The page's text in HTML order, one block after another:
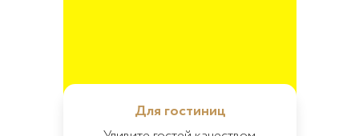
Для гостиниц